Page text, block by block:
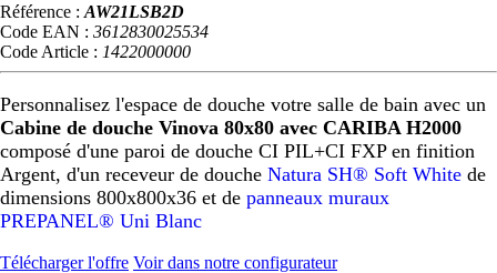
Référence : AW21LSB2D
Code EAN : 3612830025534
Code Article : 1422000000
Personnalisez l'espace de douche votre salle de bain avec un
Cabine de douche Vinova 80x80 avec CARIBA H2000
composé d'une paroi de douche CI PIL+CI FXP en finition
Argent, d'un receveur de douche Natura SH® Soft White de
dimensions 800x800x36 et de panneaux muraux
PREPANEL® Uni Blanc
Télécharger l'offre Voir dans notre configurateur